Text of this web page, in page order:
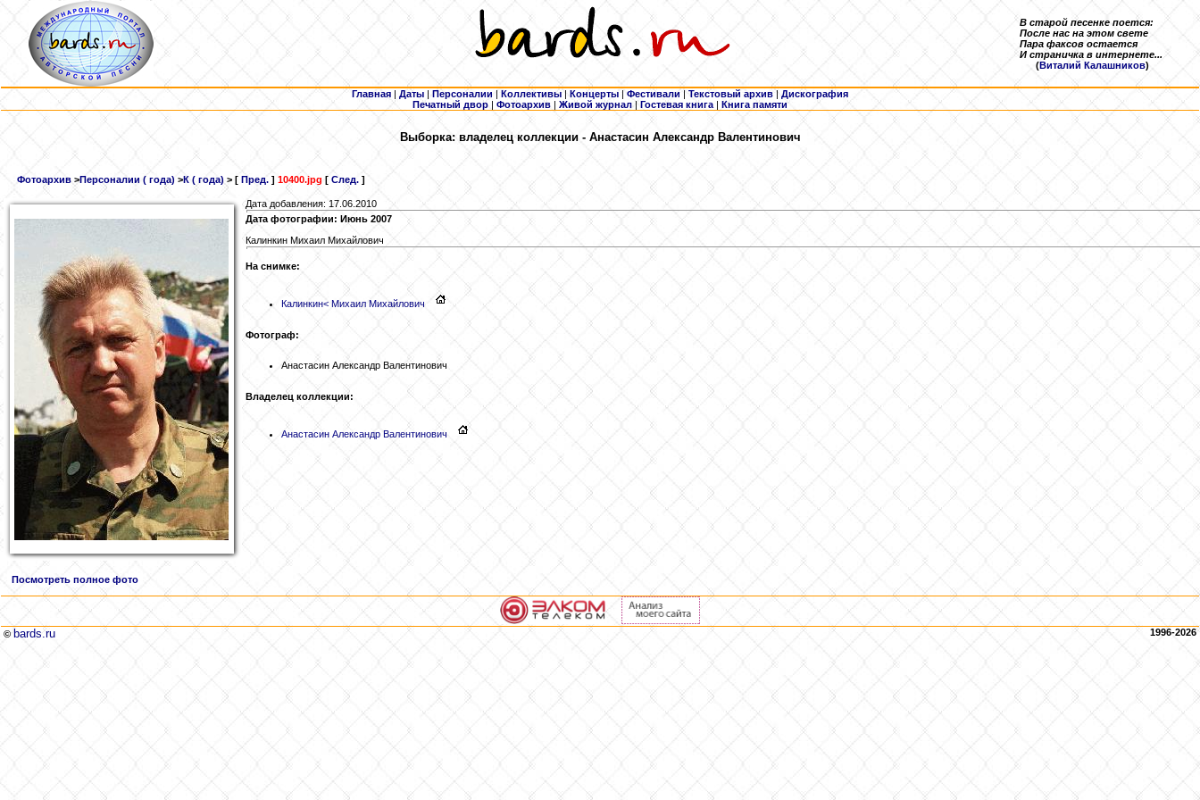
В старой песенке поется:
После нас на этом свете
Пара факсов остается
И страничка в интернете...
(Виталий Калашников)
Главная | Даты | Персоналии | Коллективы | Концерты | Фестивали | Текстовый архив | Дискография
Печатный двор | Фотоархив | Живой журнал |Гостевая книга | Книга памяти
Выборка: владелец коллекции - Анастасин Александр Валентинович
Фотоархив >Персоналии ( года) >К ( года) > [ Пред. ] 10400.jpg [ След. ]
Дата добавления: 17.06.2010
Дата фотографии: Июнь 2007
Калинкин Михаил Михайлович
На снимке:
Калинкин< Михаил Михайлович
Фотограф:
Анастасин Александр Валентинович
Владелец коллекции:
Анастасин Александр Валентинович
Посмотреть полное фото
© bards.ru 1996-2026